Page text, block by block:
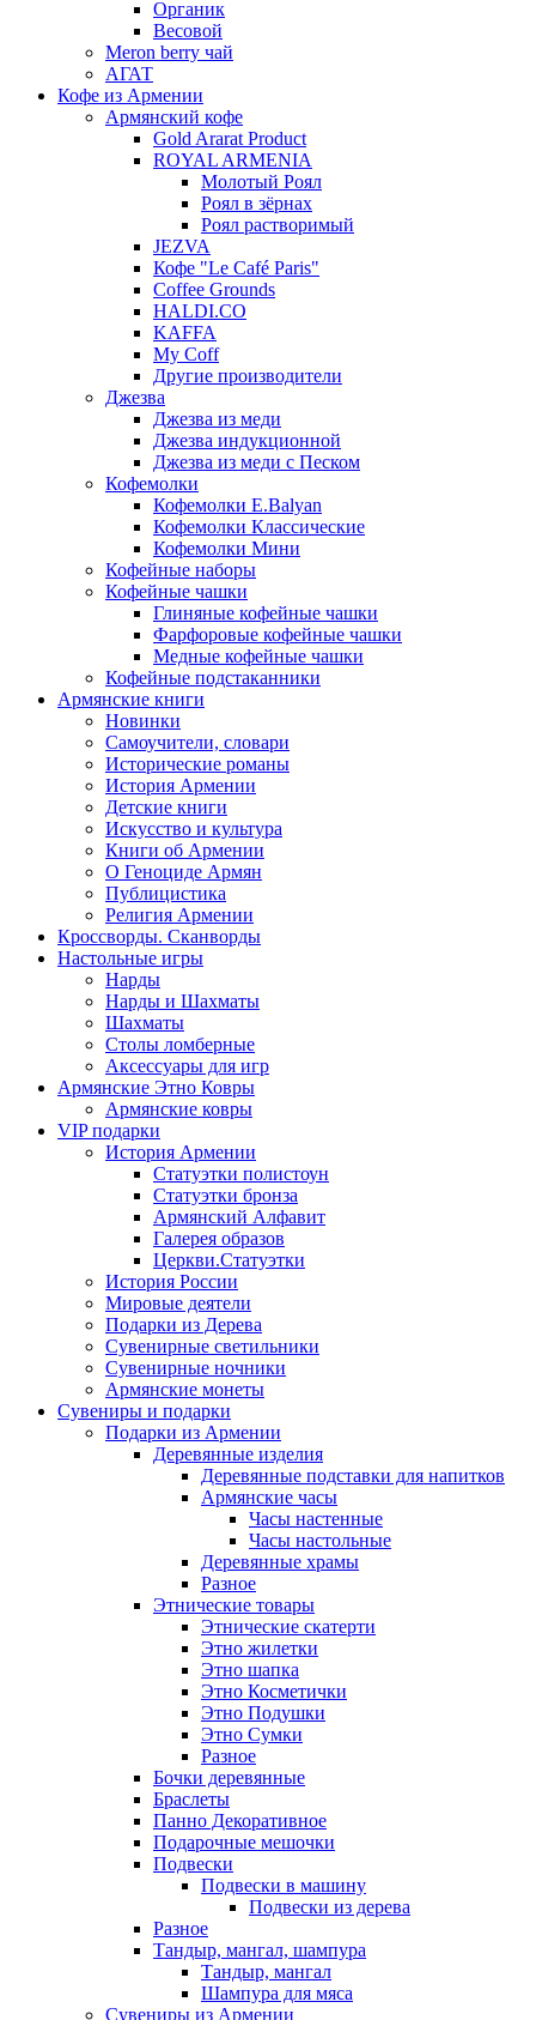
Органик
Весовой
Meron berry чай
АГАТ
Кофе из Армении
Армянский кофе
Gold Ararat Product
ROYAL ARMENIA
Молотый Роял
Роял в зёрнах
Роял растворимый
JEZVA
Кофе "Le Café Paris"
Coffee Grounds
HALDI.CO
KAFFA
My Coff
Другие производители
Джезва
Джезва из меди
Джезва индукционной
Джезва из меди с Песком
Кофемолки
Кофемолки E.Balyan
Кофемолки Классические
Кофемолки Мини
Кофейные наборы
Кофейные чашки
Глиняные кофейные чашки
Фарфоровые кофейные чашки
Медные кофейные чашки
Кофейные подстаканники
Армянские книги
Новинки
Самоучители, словари
Исторические романы
История Армении
Детские книги
Иcкусство и культура
Книги об Армении
О Геноциде Армян
Публицистика
Религия Армении
Кроссворды. Сканворды
Настольные игры
Нарды
Нарды и Шахматы
Шахматы
Столы ломберные
Аксессуары для игр
Армянские Этно Ковры
Армянские ковры
VIP подарки
История Армении
Статуэтки полистоун
Статуэтки бронза
Армянский Алфавит
Галерея образов
Церкви.Статуэтки
История России
Мировые деятели
Подарки из Дерева
Сувенирные светильники
Сувенирные ночники
Армянские монеты
Сувениры и подарки
Подарки из Армении
Деревянные изделия
Деревянные подставки для напитков
Армянские часы
Часы настенные
Часы настольные
Деревянные храмы
Разное
Этнические товары
Этнические скатерти
Этно жилетки
Этно шапка
Этно Косметички
Этно Подушки
Этно Сумки
Разное
Бочки деревянные
Браслеты
Панно Декоративное
Подарочные мешочки
Подвески
Подвески в машину
Подвески из дерева
Разное
Тандыр, мангал, шампура
Тандыр, мангал
Шампура для мяса
Сувениры из Армении